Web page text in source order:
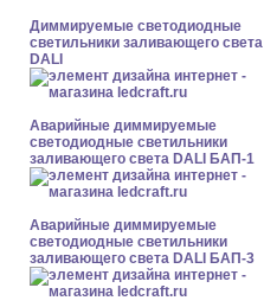
Диммируемые светодиодные
светильники заливающего света
DALI
Аварийные диммируемые
светодиодные светильники
заливающего света DALI БАП-1
Аварийные диммируемые
светодиодные светильники
заливающего света DALI БАП-3